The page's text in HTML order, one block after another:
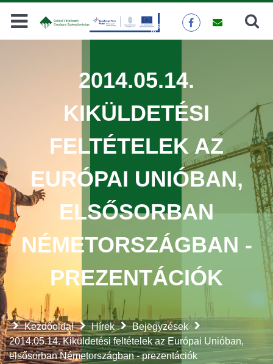
Keresés
Kezdőoldal Hírek
Bejegyzések
2014.05.14. Kiküldetési feltételek az Európai Unióban,
elsősorban Németországban - prezentációk
2014.05.14.
KIKÜLDETÉSI
FELTÉTELEK AZ
EURÓPAI UNIÓBAN,
ELSŐSORBAN
NÉMETORSZÁGBAN -
PREZENTÁCIÓK